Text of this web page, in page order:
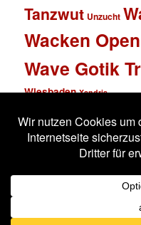
Tanzwut Unzucht
Wacken
Wave Gotik
Wiesbaden Xandria
Impressum